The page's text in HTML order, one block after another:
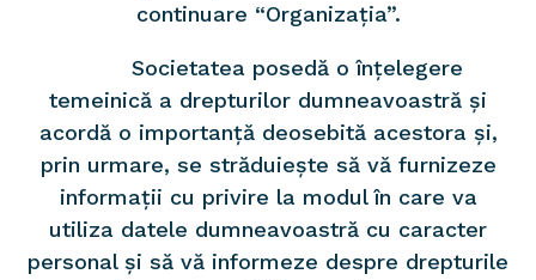
continuare “Organizația”.
Societatea posedă o înțelegere
temeinică a drepturilor dumneavoastră și
acordă o importanță deosebită acestora și,
prin urmare, se străduiește să vă furnizeze
informații cu privire la modul în care va
utiliza datele dumneavoastră cu caracter
personal și să vă informeze despre drepturile